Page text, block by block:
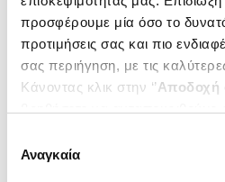
προσφέρουμε μία όσο το δυνατό
προτιμήσεις σας και πιο
σας περιήγηση, με τις
Κάνοντας κλικ στην ‘’Αποδοχή
ενδιαφέρουν και να επιλέξετε
΄΄και να
συγκατάθεσης
Αναγκαία